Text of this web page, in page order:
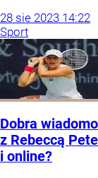
28 sie 2023 14:22
Sport
Dobra
z Rebeccą
i online?